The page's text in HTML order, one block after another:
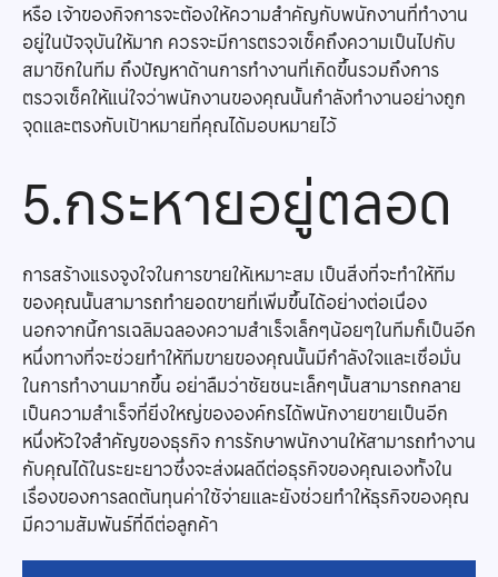
หรือ เจ้าของกิจการจะต้องให้ความสำคัญกับพนักงานที่ทำงาน
อยู่ในปัจจุบันให้มาก ควรจะมีการตรวจเช็คถึงความเป็นไปกับ
สมาชิกในทีม ถึงปัญหาด้านการทำงานที่เกิดขึ้นรวมถึงการ
ตรวจเช็คให้แน่ใจว่าพนักงานของคุณนั้นกำลังทำงานอย่างถูก
จุดและตรงกับเป้าหมายที่คุณได้มอบหมายไว้
5.กระหายอยู่ตลอด
การสร้างแรงจูงใจในการขายให้เหมาะสม เป็นสิ่งที่จะทำให้ทีม
ของคุณนั้นสามารถทำยอดขายที่เพิ่มขึ้นได้อย่างต่อเนื่อง
นอกจากนี้การเฉลิมฉลองความสำเร็จเล็กๆน้อยๆในทีมก็เป็นอีก
หนึ่งทางที่จะช่วยทำให้ทีมขายของคุณนั้นมีกำลังใจและเชื่อมั่น
ในการทำงานมากขึ้น อย่าลืมว่าชัยชนะเล็กๆนั้นสามารถกลาย
เป็นความสำเร็จที่ยิ่งใหญ่ขององค์กรได้พนักงายขายเป็นอีก
หนึ่งหัวใจสำคัญของธุรกิจ การรักษาพนักงานให้สามารถทำงาน
กับคุณได้ในระยะยาวซึ่งจะส่งผลดีต่อธุรกิจของคุณเองทั้งใน
เรื่องของการลดต้นทุนค่าใช้จ่ายและยังช่วยทำให้ธุรกิจของคุณ
มีความสัมพันธ์ที่ดีต่อลูกค้า